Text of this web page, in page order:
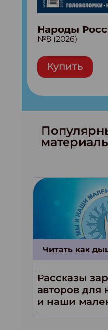
Народы
№8 (2026)
Купить
Читать как
Рассказы
авторов для
и наши